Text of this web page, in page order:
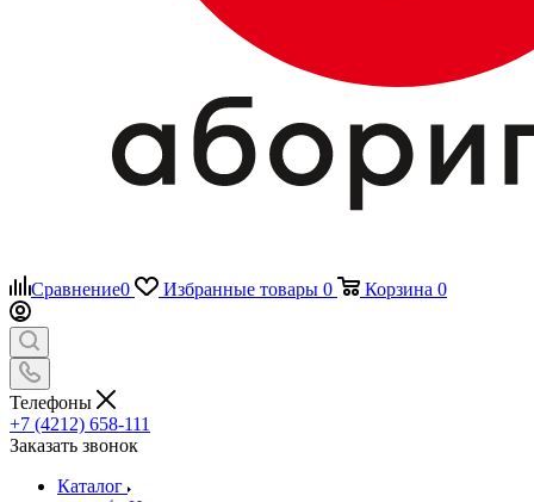
Сравнение0 Избранные товары 0 Корзина 0
Телефоны
+7 (4212) 658-111
Заказать звонок
Каталог